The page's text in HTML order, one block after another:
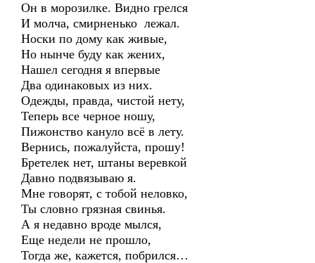
Он в морозилке. Видно грелся
И молча, смирненько лежал.
Носки по дому как живые,
Но нынче буду как жених,
Нашел сегодня я впервые
Два одинаковых из них.
Одежды, правда, чистой нету,
Теперь все черное ношу,
Пижонство кануло всё в лету.
Вернись, пожалуйста, прошу!
Бретелек нет, штаны веревкой
Давно подвязываю я.
Мне говорят, с тобой неловко,
Ты словно грязная свинья.
А я недавно вроде мылся,
Еще недели не прошло,
Тогда же, кажется, побрился…